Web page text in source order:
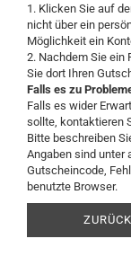
1. Klicken Sie auf
nicht über ein
Möglichkeit ein
2. Nachdem Sie ein
Sie dort Ihren
Falls es zu
Falls es wider
sollte, kontaktieren
Bitte beschreiben
Angaben sind unter
Gutscheincode,
benutzte Browser.
ZURÜCK